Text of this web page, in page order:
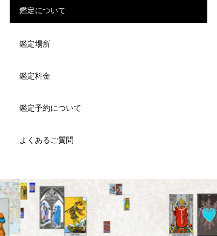
鑑定について
鑑定場所
鑑定料金
鑑定予約について
よくあるご質問